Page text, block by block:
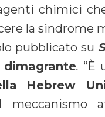
chimici
la sindrome
pubblicato su
. “È
Hebrew
meccanismo